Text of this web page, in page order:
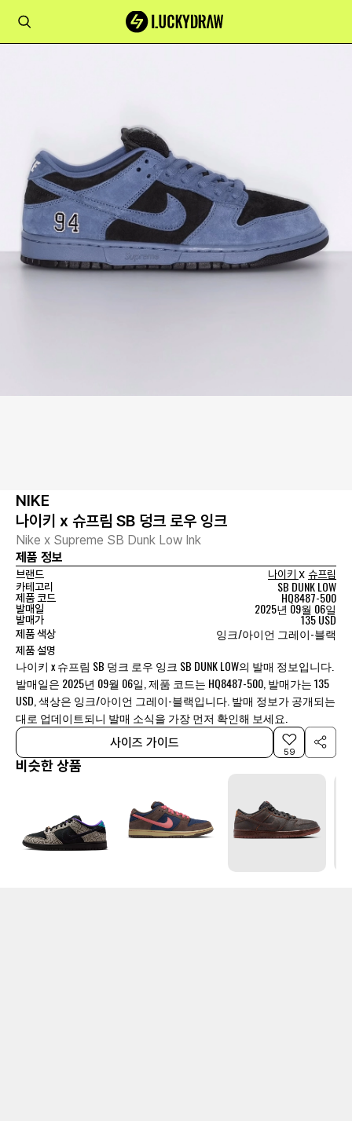
NIKE
나이키 x 슈프림 SB 덩크 로우 잉크
Nike x Supreme SB Dunk Low Ink
제품 정보
브랜드 나이키 x 슈프림
카테고리
SB DUNK LOW
제품 코드 HQ8487-500
발매일 2025년 09월 06일
발매가 135 USD
제품 색상 잉크/아이언 그레이-블랙
제품 설명
나이키 x 슈프림 SB 덩크 로우 잉크 SB DUNK LOW의 발매 정보입니다.
발매일은 2025년 09월 06일, 제품 코드는 HQ8487-500, 발매가는 135
USD, 색상은 잉크/아이언 그레이-블랙입니다. 발매 정보가 공개되는
대로 업데이트되니 발매 소식을 가장 먼저 확인해 보세요.
사이즈 가이드
59
비슷한 상품